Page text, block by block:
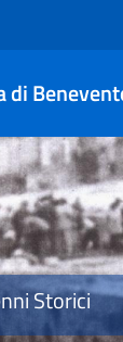
di
Storici